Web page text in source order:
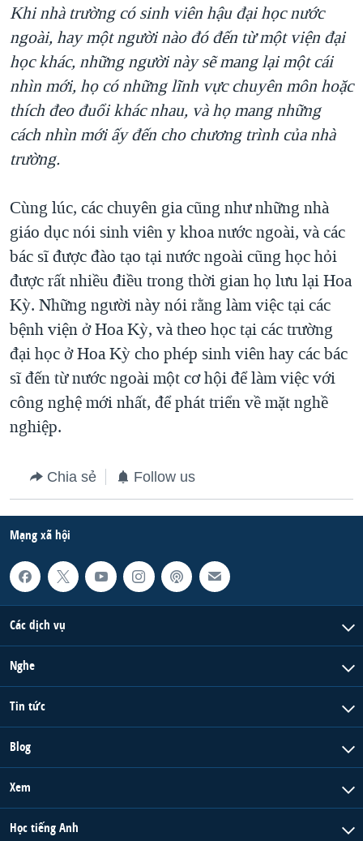
Khi nhà trường có sinh viên hậu đại học nước
ngoài, hay một người nào đó đến từ một viện đại
học khác, những người này sẽ mang lại một cái
nhìn mới, họ có những lĩnh vực chuyên môn hoặc
thích đeo đuổi khác nhau, và họ mang những
cách nhìn mới ấy đến cho chương trình của nhà
trường.
Cùng lúc, các chuyên gia cũng như những nhà
giáo dục nói sinh viên y khoa nước ngoài, và các
bác sĩ được đào tạo tại nước ngoài cũng học hỏi
được rất nhiều điều trong thời gian họ lưu lại Hoa
Kỳ. Những người này nói rằng làm việc tại các
bệnh viện ở Hoa Kỳ, và theo học tại các trường
đại học ở Hoa Kỳ cho phép sinh viên hay các bác
sĩ đến từ nước ngoài một cơ hội để làm việc với
công nghệ mới nhất, để phát triển về mặt nghề
nghiệp.
Chia sẻ Follow us
Mạng xã hội
Các dịch vụ
Nghe
Tin tức
Blog
Xem
Học tiếng Anh